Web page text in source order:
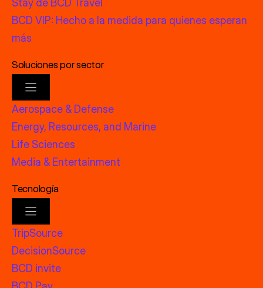
Stay de BCD Travel
BCD VIP: Hecho a la medida para quienes esperan
más
Soluciones por sector
Aerospace & Defense
Energy, Resources, and Marine
Life Sciences
Media & Entertainment
Tecnología
TripSource
DecisionSource
BCD invite